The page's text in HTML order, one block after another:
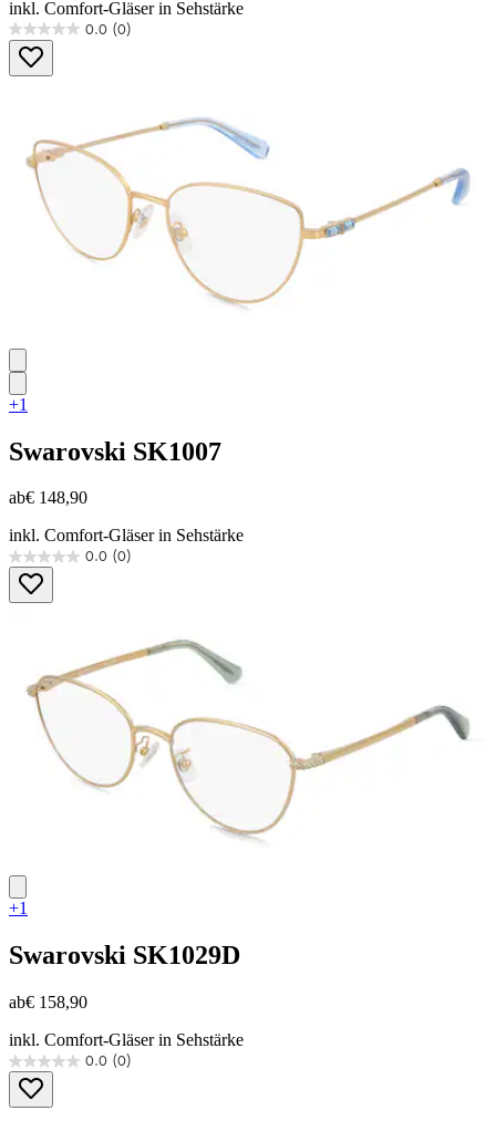
inkl. Comfort-Gläser in Sehstärke
0.0 (0)
0.0
von
5
+1
Swarovski SK1007
ab€ 148,90
inkl. Comfort-Gläser in Sehstärke
0.0 (0)
0.0
von
5
+1
Swarovski SK1029D
ab€ 158,90
inkl. Comfort-Gläser in Sehstärke
0.0 (0)
0.0
von
5